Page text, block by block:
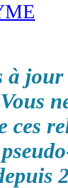
à
ces